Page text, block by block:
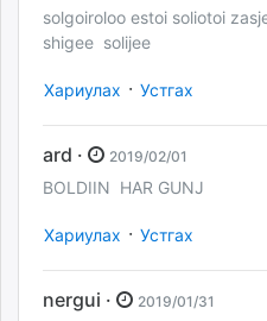
solgoiroloo estoi soliotoi
shigee solijee
Хариулах · Устгах
ard · 2019/02/01
BOLDIIN HAR GUNJ
Хариулах · Устгах
nergui · 2019/01/31